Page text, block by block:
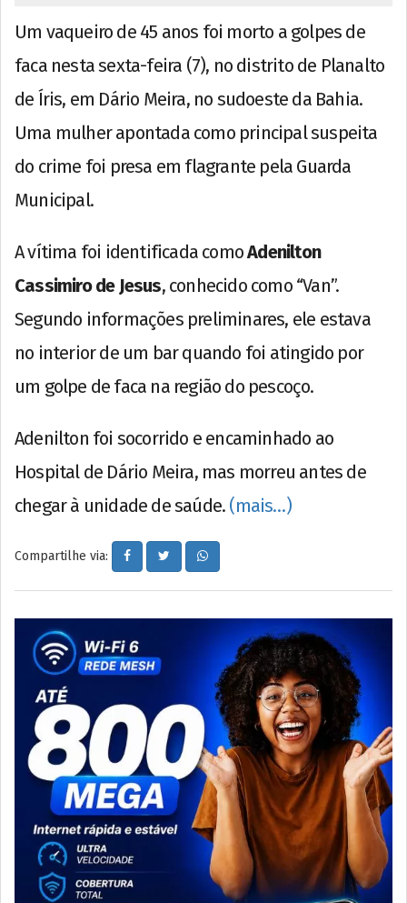
Um vaqueiro de 45 anos foi morto a golpes de
faca nesta sexta-feira (7), no distrito de Planalto
de Íris, em Dário Meira, no sudoeste da Bahia.
Uma mulher apontada como principal suspeita
do crime foi presa em flagrante pela Guarda
Municipal.
A vítima foi identificada comoAdenilton
Cassimiro de Jesus, conhecido como “Van”.
Segundo informações preliminares, ele estava
no interior de um bar quando foi atingido por
um golpe de faca na região do pescoço.
Adenilton foi socorrido e encaminhado ao
Hospital de Dário Meira, mas morreu antes de
chegar à unidade de saúde. (mais…)
Compartilhe via: